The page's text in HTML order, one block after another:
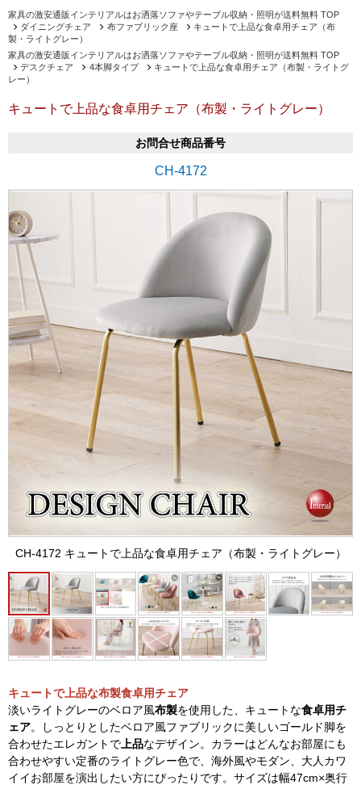
家具の激安通販インテリアルはお洒落ソファやテーブル収納・照明が送料無料 TOP
ダイニングチェア
布ファブリック座
キュートで上品な食卓用チェア（布
製・ライトグレー）
家具の激安通販インテリアルはお洒落ソファやテーブル収納・照明が送料無料 TOP
デスクチェア
4本脚タイプ
キュートで上品な食卓用チェア（布製・ライトグ
レー）
キュートで上品な食卓用チェア（布製・ライトグレー）
お問合せ商品番号
CH-4172
CH-4172 キュートで上品な食卓用チェア（布製・ライトグレー）
キュートで上品な布製食卓用チェア
淡いライトグレーのベロア風布製を使用した、キュートな食卓用チ
ェア。しっとりとしたベロア風ファブリックに美しいゴールド脚を
合わせたエレガントで 上品なデザイン。カラーはどんなお部屋にも
合わせやすい定番のライトグレー色で、海外風やモダン、大人カワ
イイお部屋を演出したい方にぴったりです。サイズは幅47cm×奥行